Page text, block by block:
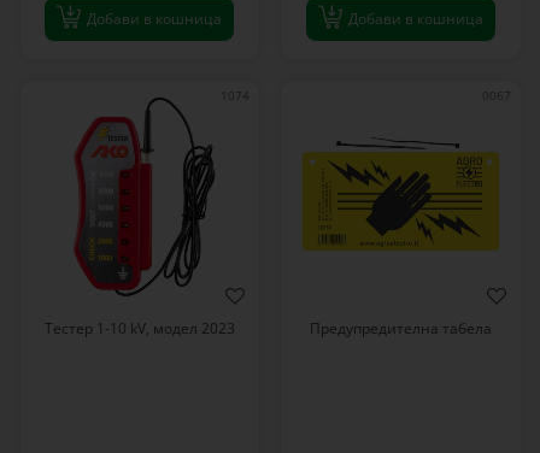
Добави в кошница Добави в кошница
1074
Тестер 1-10 kV, модел 2023
0067
Предупредителна табела